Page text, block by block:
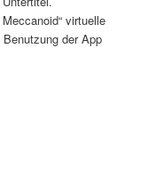
virtuelle
der App